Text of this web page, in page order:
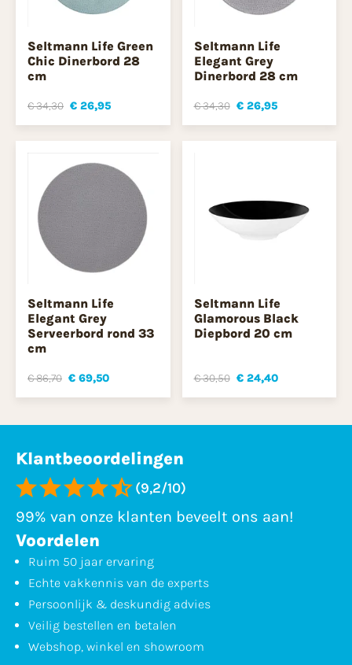
Seltmann Life Green
Chic Dinerbord 28
cm
€ 34,30 € 26,95
Seltmann Life
Elegant Grey
Dinerbord 28 cm
€ 34,30 € 26,95
Seltmann Life
Elegant Grey
Serveerbord rond 33
cm
€ 86,70 € 69,50
Seltmann Life
Glamorous Black
Diepbord 20 cm
€ 30,50 € 24,40
Klantbeoordelingen
(9,2/10)
99% van onze klanten beveelt ons aan!
Voordelen
Ruim 50 jaar ervaring
Echte vakkennis van de experts
Persoonlijk & deskundig advies
Veilig bestellen en betalen
Webshop, winkel en showroom